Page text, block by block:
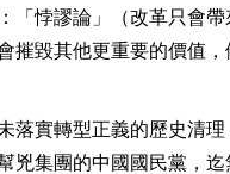
「悖謬論」（改革只會
摧毀其他更重要的價值
落實轉型正義的歷史清
兇集團的中國國民黨，